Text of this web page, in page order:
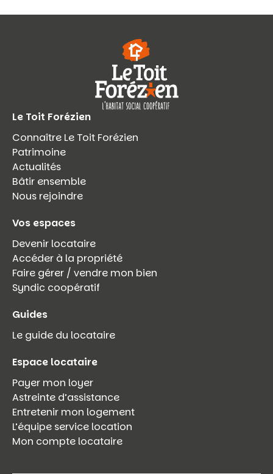
Vous recherchez&nbsp;:
Le Toit Forézien
Connaître Le Toit Forézien
Patrimoine
Actualités
Bâtir ensemble
Nous rejoindre
Vos espaces
Devenir locataire
Accéder à la propriété
Faire gérer / vendre mon bien
Syndic coopératif
Guides
Le guide du locataire
Espace locataire
Payer mon loyer
Astreinte d’assistance
Entretenir mon logement
L’équipe service location
Mon compte locataire